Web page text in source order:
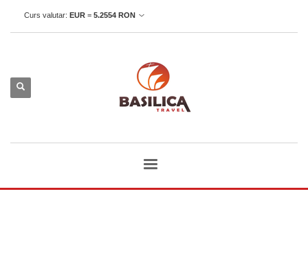
Curs valutar: EUR = 5.2554 RON